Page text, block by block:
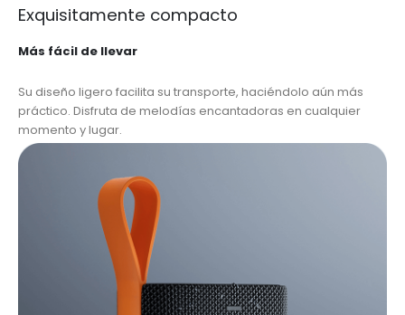
Exquisitamente compacto
Más fácil de llevar
Su diseño ligero facilita su transporte, haciéndolo aún más
práctico. Disfruta de melodías encantadoras en cualquier
momento y lugar.